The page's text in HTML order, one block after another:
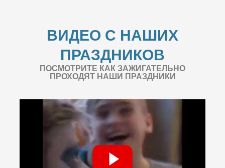
ВИДЕО С НАШИХ
ПРАЗДНИКОВ
ПОСМОТРИТЕ КАК ЗАЖИГАТЕЛЬНО
ПРОХОДЯТ НАШИ ПРАЗДНИКИ